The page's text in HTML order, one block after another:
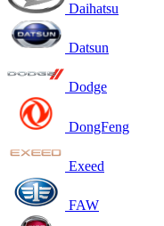
Daihatsu
Datsun
Dodge
DongFeng
Exeed
FAW